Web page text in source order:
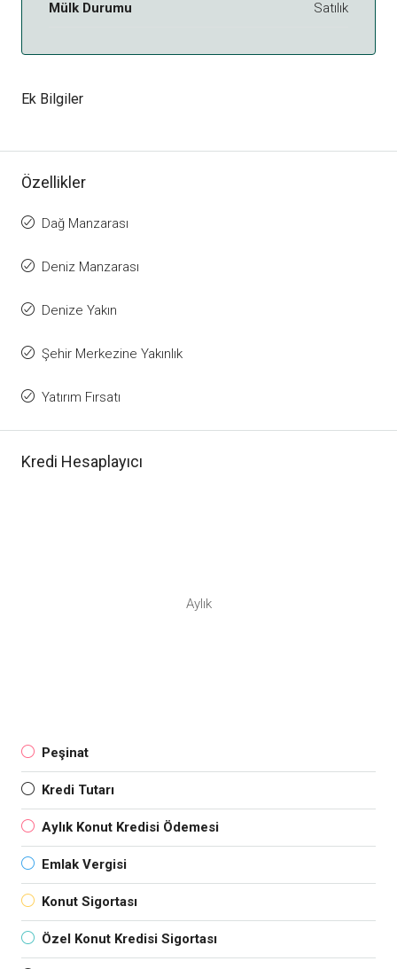
Mülk Durumu Satılık
Ek Bilgiler
Özellikler
Dağ Manzarası
Deniz Manzarası
Denize Yakın
Şehir Merkezine Yakınlık
Yatırım Fırsatı
Kredi Hesaplayıcı
Aylık
Peşinat
Kredi Tutarı
Aylık Konut Kredisi Ödemesi
Emlak Vergisi
Konut Sigortası
Özel Konut Kredisi Sigortası